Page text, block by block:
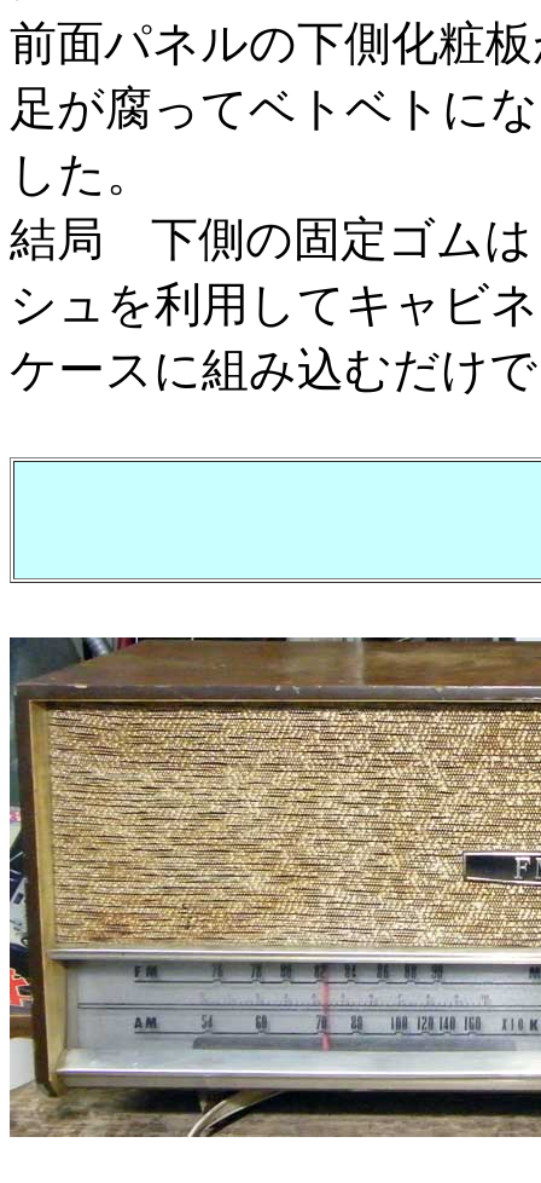
前面パネルの下側化粧
足が腐ってベトベトに
した。
結局 下側の固定ゴム
シュを利用してキャビ
ケースに組み込むだけ